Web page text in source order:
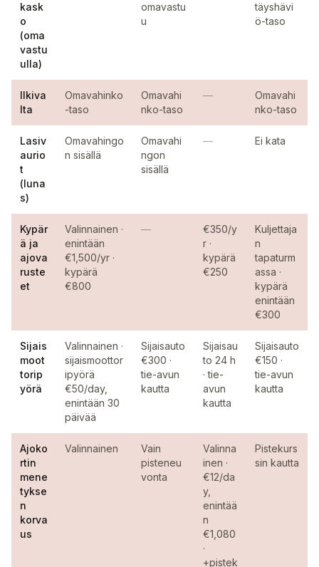
kask
o
(oma
vastu
ulla)
omavastu
u
täyshävi
ö-taso
Ilkiva
lta
Omavahinko
-taso
Omavahi
nko-taso
—
Omavahi
nko-taso
Lasiv
aurio
t
(luna
s)
Omavahingo
n sisällä
Omavahi
ngon
sisällä
— Ei kata
Kypär
ä ja
ajova
ruste
et
Valinnainen ·
enintään
€1,500/yr ·
kypärä
€800
—
€350/y
r ·
kypärä
€250
Kuljettaja
n
tapaturm
assa ·
kypärä
enintään
€300
Sijais
moot
torip
yörä
Valinnainen ·
sijaismoottor
ipyörä
€50/day,
enintään 30
päivää
Sijaisauto
€300 ·
tie-avun
kautta
Sijaisau
to 24 h
· tie-
avun
kautta
Sijaisauto
€150 ·
tie-avun
kautta
Ajoko
rtin
mene
tykse
n
korva
us
Valinnainen
Vain
pisteneu
vonta
Valinna
inen ·
€12/da
y,
enintää
n
€1,080
·
+pistek
Pistekurs
sin kautta